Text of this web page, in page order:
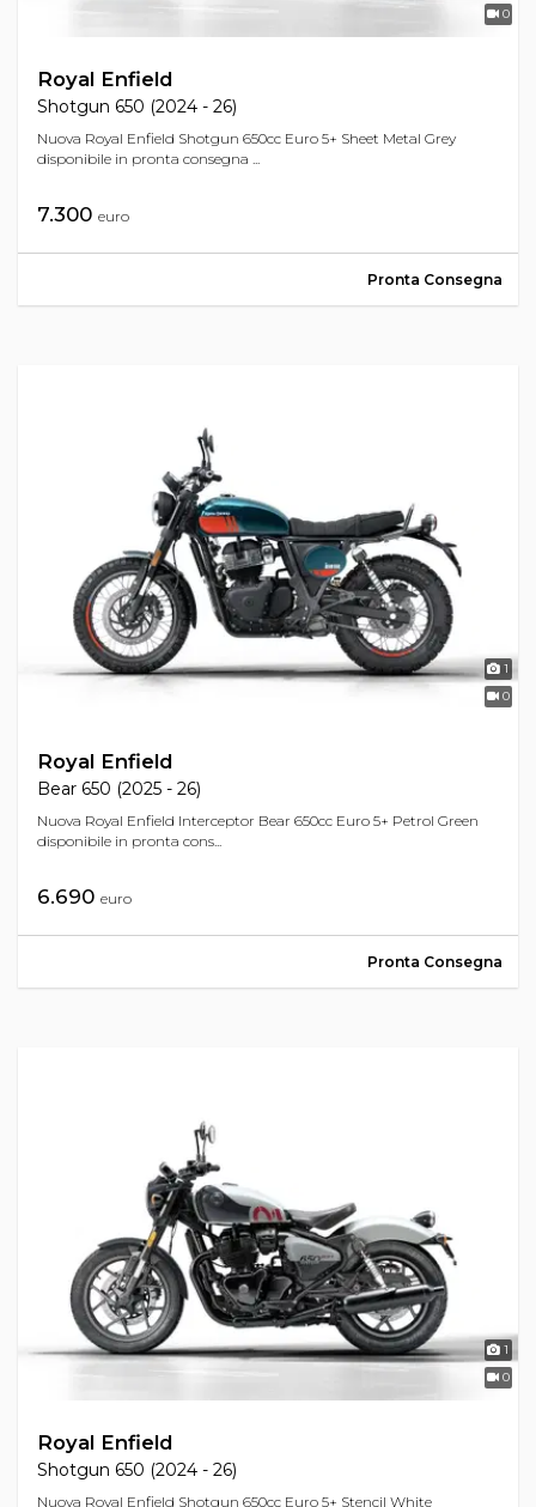
0
Royal Enfield
Shotgun 650 (2024 - 26)
Nuova Royal Enfield Shotgun 650cc Euro 5+ Sheet Metal Grey
disponibile in pronta consegna ...
7.300 euro
Pronta Consegna
1
0
Royal Enfield
Bear 650 (2025 - 26)
Nuova Royal Enfield Interceptor Bear 650cc Euro 5+ Petrol Green
disponibile in pronta cons...
6.690 euro
Pronta Consegna
1
0
Royal Enfield
Shotgun 650 (2024 - 26)
Nuova Royal Enfield Shotgun 650cc Euro 5+ Stencil White